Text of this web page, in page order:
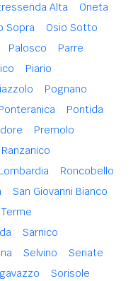
Alta
Oneta
Sopra
Osio Sotto
Palosco
Parre
Piario
Pognano
Pontida
Premolo
Ranzanico
Roncobello
San Giovanni Bianco
Sarnico
Selvino
Seriate
Sorisole